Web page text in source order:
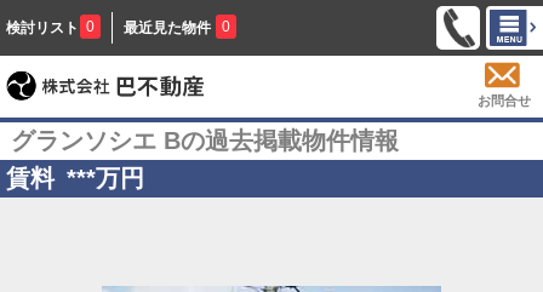
検討リスト 0 最近見た物件 0
お問合せ
グランソシエ Bの過去掲載物件情報
賃料 ***万円